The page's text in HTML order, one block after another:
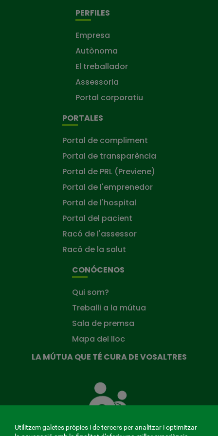
PERFILES
Empresa
Autònoma
El treballador
Assessoria
Portal corporatiu
PORTALES
Portal de compliment
Portal de transparència
Portal de PRL (Previene)
Portal de l'emprenedor
Portal de l'hospital
Portal del pacient
Racó de l'assessor
Racó de la salut
CONÓCENOS
Qui som?
Treballi a la mútua
Sala de premsa
Mapa del lloc
LA MÚTUA QUE TÉ CURA DE VOSALTRES
Mútua
que
de
Utilitzem galetes pròpies i de tercers per analitzar i optimitzar